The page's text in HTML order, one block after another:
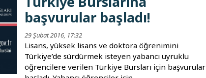
başvurular başladı!
29 Şubat 2016, 17:32
Lisans, yüksek lisans ve doktora öğrenimini
Türkiye’de sürdürmek isteyen yabancı uyruklu
öğrencilere verilen Türkiye Bursları için başvurular